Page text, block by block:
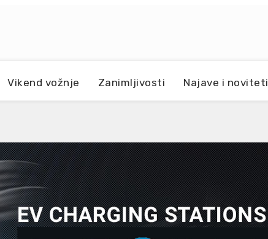
Vikend vožnje Zanimljivosti Najave i noviteti